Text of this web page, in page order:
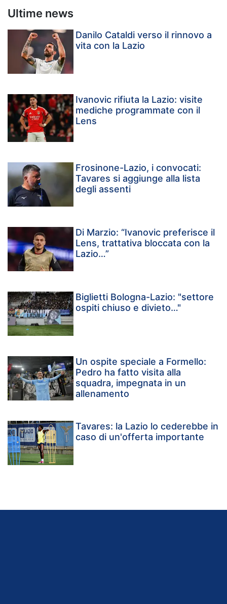
Ultime news
Danilo Cataldi verso il rinnovo a
vita con la Lazio
Ivanovic rifiuta la Lazio: visite
mediche programmate con il
Lens
Frosinone-Lazio, i convocati:
Tavares si aggiunge alla lista
degli assenti
Di Marzio: “Ivanovic preferisce il
Lens, trattativa bloccata con la
Lazio…”
Biglietti Bologna-Lazio: "settore
ospiti chiuso e divieto…"
Un ospite speciale a Formello:
Pedro ha fatto visita alla
squadra, impegnata in un
allenamento
Tavares: la Lazio lo cederebbe in
caso di un'offerta importante